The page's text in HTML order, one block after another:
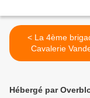
< La 4ème brigade de
Cavalerie
Hébergé par